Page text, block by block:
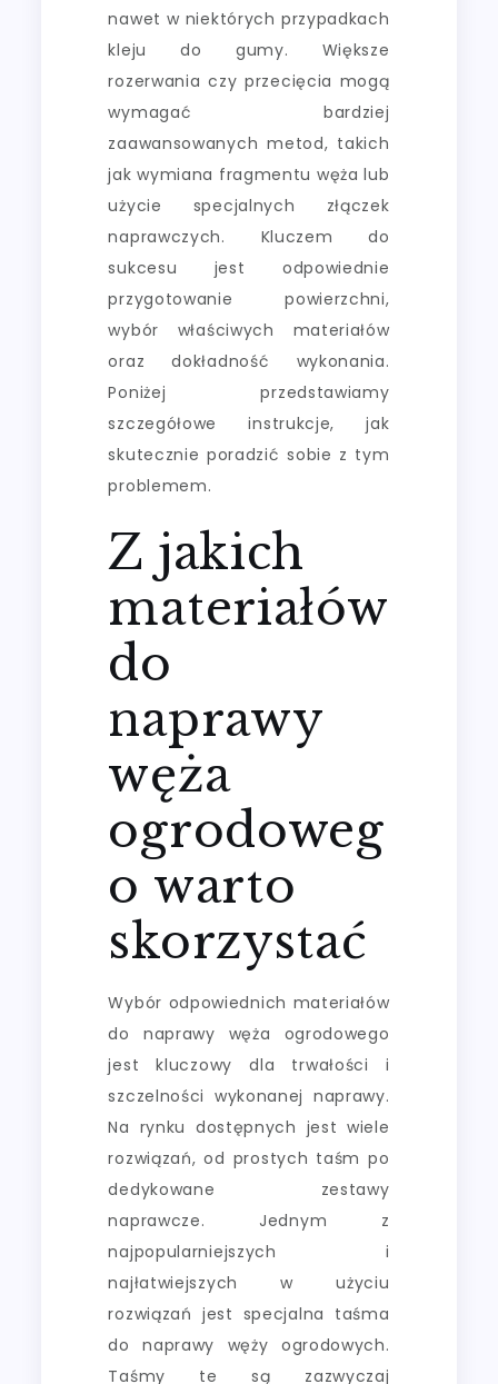
nawet w niektórych przypadkach
kleju do gumy. Większe
rozerwania czy przecięcia mogą
wymagać bardziej
zaawansowanych metod, takich
jak wymiana fragmentu węża lub
użycie specjalnych złączek
naprawczych. Kluczem do
sukcesu jest odpowiednie
przygotowanie powierzchni,
wybór właściwych materiałów
oraz dokładność wykonania.
Poniżej przedstawiamy
szczegółowe instrukcje, jak
skutecznie poradzić sobie z tym
problemem.
Z jakich
materiałów
do
naprawy
węża
ogrodoweg
o warto
skorzystać
Wybór odpowiednich materiałów
do naprawy węża ogrodowego
jest kluczowy dla trwałości i
szczelności wykonanej naprawy.
Na rynku dostępnych jest wiele
rozwiązań, od prostych taśm po
dedykowane zestawy
naprawcze. Jednym z
najpopularniejszych i
najłatwiejszych w użyciu
rozwiązań jest specjalna taśma
do naprawy węży ogrodowych.
Taśmy te są zazwyczaj